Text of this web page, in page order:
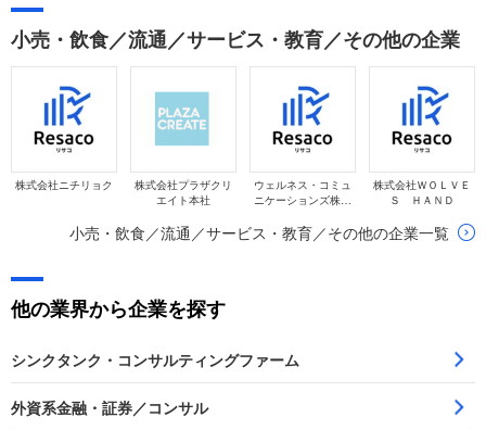
小売・飲食／流通／サービス・教育／その他の企業
株式会社ニチリョク
株式会社プラザクリ
エイト本社
ウェルネス・コミュ
ニケーションズ株式
株式会社ＷＯＬＶＥ
Ｓ ＨＡＮＤ
小売・飲食／流通／サービス・教育／その他の企業一覧
他の業界から企業を探す
シンクタンク・コンサルティングファーム
外資系金融・証券／コンサル